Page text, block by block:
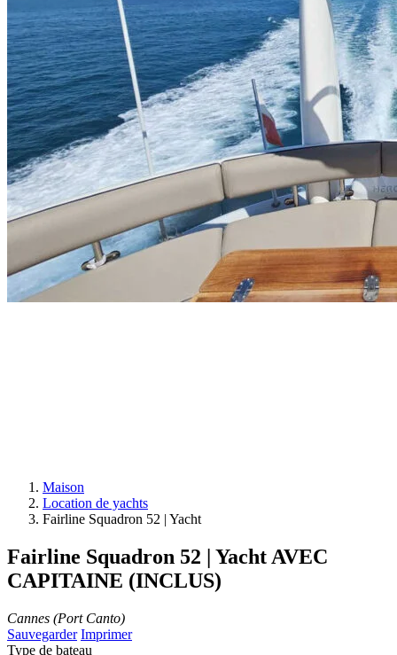
Maison
Location de yachts
Fairline Squadron 52 | Yacht
Fairline Squadron 52 | Yacht AVEC
CAPITAINE (INCLUS)
Cannes (Port Canto)
Sauvegarder Imprimer
Type de bateau